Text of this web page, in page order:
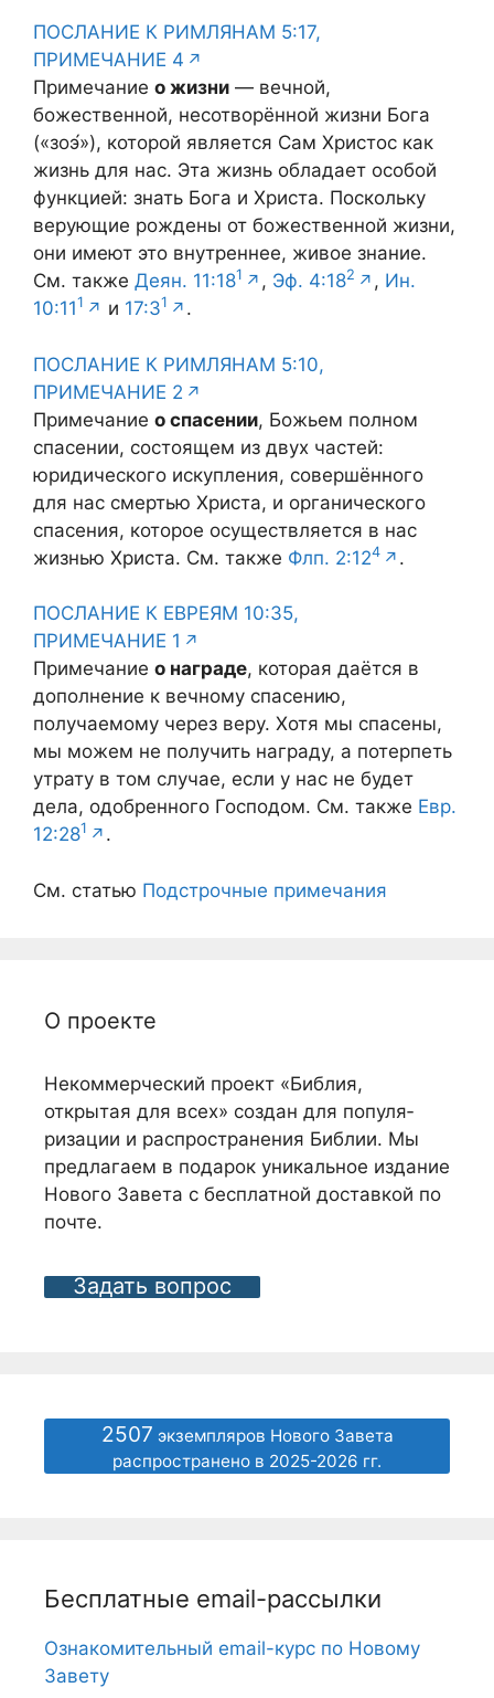
ПОСЛАНИЕ К РИМЛЯНАМ 5:17,
ПРИМЕЧАНИЕ 4
Примечание о жизни — вечной,
божественной, несотворённой жизни Бога
(«зоэ́»), которой является Сам Христос как
жизнь для нас. Эта жизнь обладает особой
функцией: знать Бога и Христа. Поскольку
верующие рождены от божественной жизни,
они имеют это внутреннее, живое знание.
См. также Деян. 11:181 , Эф. 4:182 , Ин.
10:111 и 17:31 .
ПОСЛАНИЕ К РИМЛЯНАМ 5:10,
ПРИМЕЧАНИЕ 2
Примечание о спасении, Божьем полном
спасении, состоящем из двух частей:
юридического искупления, совершённого
для нас смертью Христа, и органического
спасения, которое осуществляется в нас
жизнью Христа. См. также Флп. 2:124 .
ПОСЛАНИЕ К ЕВРЕЯМ 10:35,
ПРИМЕЧАНИЕ 1
Примечание о награде, которая даётся в
дополнение к вечному спасению,
получаемому через веру. Хотя мы спасены,
мы можем не получить награду, а потерпеть
утрату в том случае, если у нас не будет
дела, одобренного Господом. См. также Евр.
12:281 .
См. статью Подстрочные примечания
О проекте
Некоммерческий проект «Библия,
открытая для всех» создан для популя­
ризации и распро­странения Библии. Мы
предлагаем в подарок уникальное издание
Нового Завета с бес­платной доставкой по
почте.
Задать вопрос
2507 экземпляров Нового Завета
распространено в 2025-2026 гг.
Бесплатные email-рассылки
Ознакомительный email-курс по Новому
Завету